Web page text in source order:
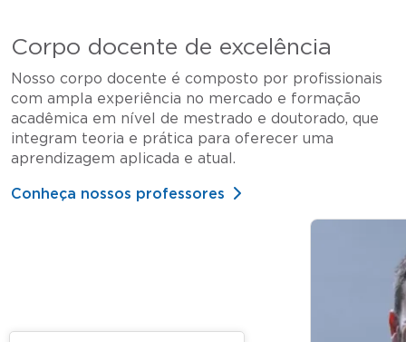
Corpo docente de excelência
Nosso corpo docente é composto por profissionais
com ampla experiência no mercado e formação
acadêmica em nível de mestrado e doutorado, que
integram teoria e prática para oferecer uma
aprendizagem aplicada e atual.
Conheça nossos professores